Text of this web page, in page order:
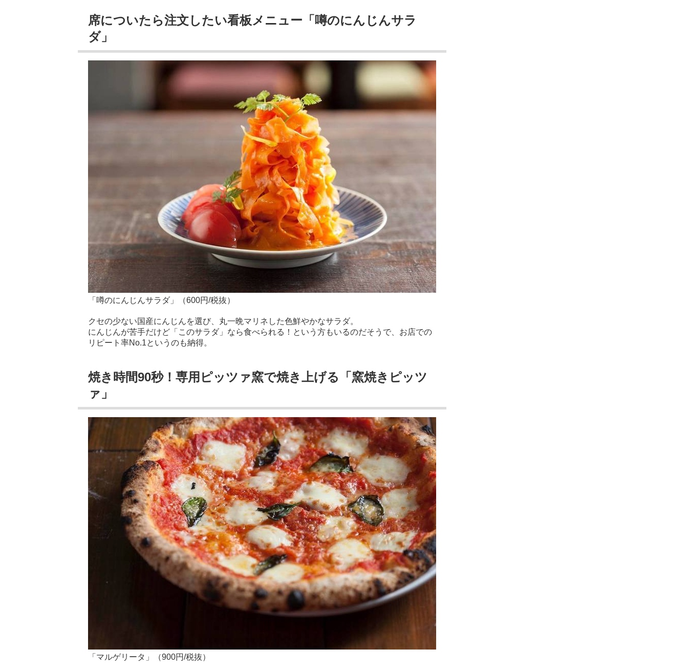
席についたら注文したい看板メニュー「噂のにんじんサラ
ダ」
「噂のにんじんサラダ」（600円/税抜）
クセの少ない国産にんじんを選び、丸一晩マリネした色鮮やかなサラダ。
にんじんが苦手だけど「このサラダ」なら食べられる！という方もいるのだそうで、お店での
リピート率No.1というのも納得。
焼き時間90秒！専用ピッツァ窯で焼き上げる「窯焼きピッツ
ァ」
「マルゲリータ」（900円/税抜）